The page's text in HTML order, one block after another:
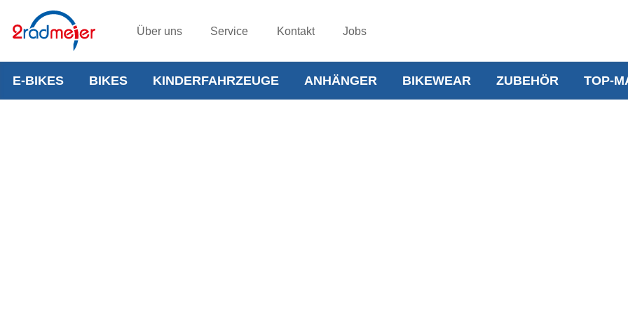
Über uns Service Kontakt Jobs
E-BIKES BIKES KINDERFAHRZEUGE ANHÄNGER BIKEWEAR ZUBEHÖR TOP-